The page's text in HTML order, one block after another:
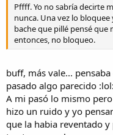
Pffff. Yo no sabría decirte
nunca. Una vez lo
bache que pillé pensé que
entonces, no bloqueo.
buff, más vale...
pasado algo parecido
A mi pasó lo mismo
hizo un ruido y yo
que la habia reventado